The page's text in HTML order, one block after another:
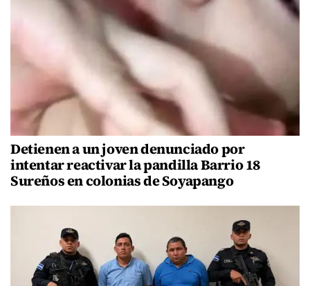
Detienen a un joven denunciado por
intentar reactivar la pandilla Barrio 18
Sureños en colonias de Soyapango